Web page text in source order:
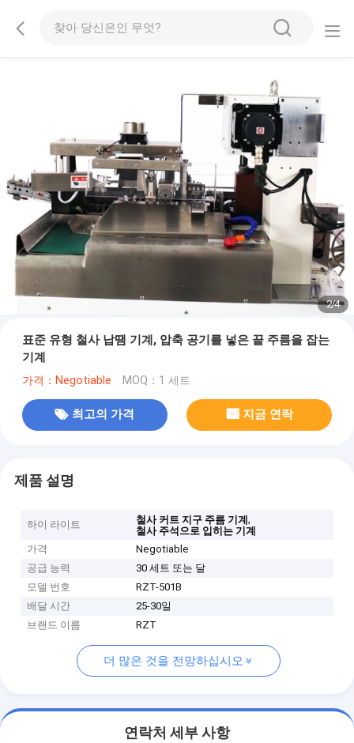
2/4
표준 유형 철사 납땜 기계, 압축 공기를 넣은 끝 주름을 잡는
기계
가격：Negotiable MOQ：1 세트
최고의 가격 지금 연락
제품 설명
하이 라이트 철사 커트 지구 주름 기계,
철사 주석으로 입히는 기계
가격
Negotiable
공급 능력
30 세트 또는 달
모델 번호
RZT-501B
배달 시간
25-30일
브랜드 이름
RZT
더 많은 것을 전망하십시오
연락처 세부 사항